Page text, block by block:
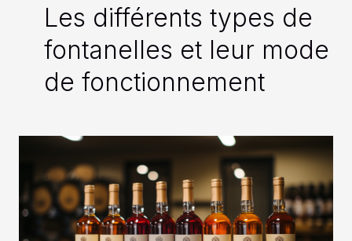
Les différents types de
fontanelles et leur mode
de fonctionnement